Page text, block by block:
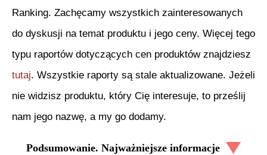
Ranking. Zachęcamy wszystkich zainteresowanych
do dyskusji na temat produktu i jego ceny. Więcej tego
typu raportów dotyczących cen produktów znajdziesz
tutaj. Wszystkie raporty są stale aktualizowane. Jeżeli
nie widzisz produktu, który Cię interesuje, to prześlij
nam jego nazwę, a my go dodamy.
Podsumowanie. Najważniejsze informacje